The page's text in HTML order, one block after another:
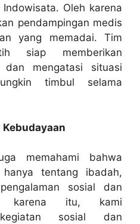
Oleh karena
pendampingan medis
yang memadai. Tim
siap memberikan
dan mengatasi situasi
timbul selama
Kebudayaan
memahami bahwa
tentang ibadah,
sosial dan
karena itu, kami
kegiatan sosial dan